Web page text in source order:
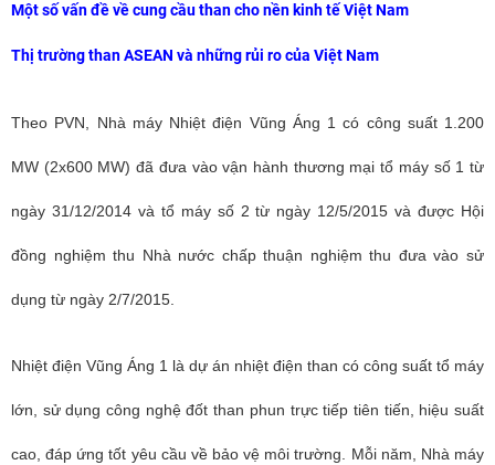
Một số vấn đề về cung cầu than cho nền kinh tế Việt Nam
Thị trường than ASEAN và những rủi ro của Việt Nam
Theo PVN, Nhà máy Nhiệt điện Vũng Áng 1 có công suất 1.200
MW (2x600 MW) đã đưa vào vận hành thương mại tổ máy số 1 từ
ngày 31/12/2014 và tổ máy số 2 từ ngày 12/5/2015 và được Hội
đồng nghiệm thu Nhà nước chấp thuận nghiệm thu đưa vào sử
dụng từ ngày 2/7/2015.
Nhiệt điện Vũng Áng 1 là dự án nhiệt điện than có công suất tổ máy
lớn, sử dụng công nghệ đốt than phun trực tiếp tiên tiến, hiệu suất
cao, đáp ứng tốt yêu cầu về bảo vệ môi trường. Mỗi năm, Nhà máy